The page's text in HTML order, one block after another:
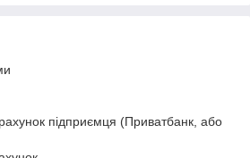
підприємця (Приватбанк, або